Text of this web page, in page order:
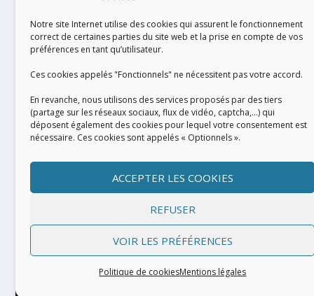
Notre site Internet utilise des cookies qui assurent le fonctionnement
correct de certaines parties du site web et la prise en compte de vos
préférences en tant qu’utilisateur.
Ces cookies appelés "Fonctionnels" ne nécessitent pas votre accord.
En revanche, nous utilisons des services proposés par des tiers
(partage sur les réseaux sociaux, flux de vidéo, captcha,...) qui
déposent également des cookies pour lequel votre consentement est
nécessaire. Ces cookies sont appelés « Optionnels ».
ACCEPTER LES COOKIES
REFUSER
VOIR LES PRÉFÉRENCES
Politique de cookiesMentions légales